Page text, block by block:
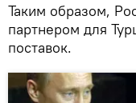
Таким образом,
партнером для
поставок.